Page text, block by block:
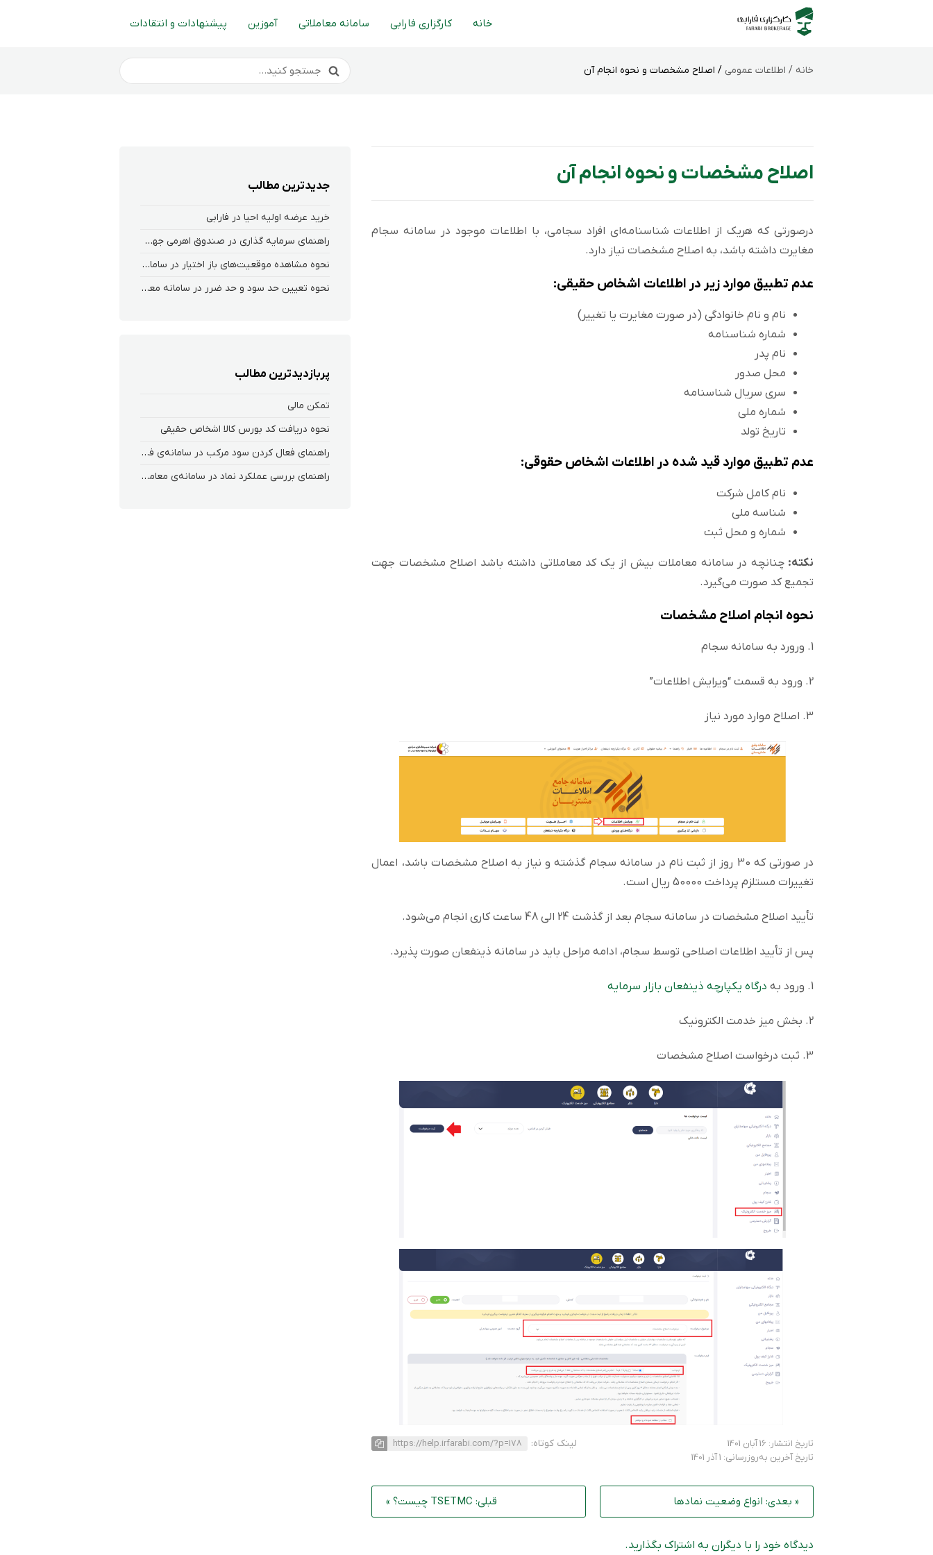
خانه کارگزاری فارابی سامانه معاملاتی آموزین پیشنهادات و انتقادات
خانه / اطلاعات عمومی / اصلاح مشخصات و نحوه انجام آن
اصلاح مشخصات و نحوه انجام آن
درصورتی که هریک از اطلاعات شناسنامه‌ای افراد سجامی، با اطلاعات موجود در سامانه سجام
مغایرت داشته باشد، به اصلاح مشخصات نیاز دارد.
عدم تطبیق موارد زیر در اطلاعات اشخاص حقیقی:
نام و نام خانوادگی (در صورت مغایرت یا تغییر)
شماره شناسنامه
نام پدر
محل صدور
سری سریال شناسنامه
شماره ملی
تاریخ تولد
عدم تطبیق موارد قید شده در اطلاعات اشخاص حقوقی:
نام کامل شرکت
شناسه ملی
شماره و محل ثبت
نکته: چنانچه در سامانه معاملات بیش از یک کد معاملاتی داشته باشد اصلاح مشخصات جهت
تجمیع کد صورت می‌گیرد.
نحوه انجام اصلاح مشخصات
1. ورورد به سامانه سجام
2. ورود به قسمت “ویرایش اطلاعات”
3. اصلاح موارد مورد نیاز
در صورتی که 30 روز از ثبت نام در سامانه سجام گذشته و نیاز به اصلاح مشخصات باشد، اعمال
تغییرات مستلزم پرداخت 50000 ریال است.
تأیید اصلاح مشخصات در سامانه سجام بعد از گذشت 24 الی 48 ساعت کاری انجام می‌شود.
پس از تأیید اطلاعات اصلاحی توسط سجام، ادامه مراحل باید در سامانه ذینفعان صورت پذیرد.
1. ورود به درگاه یکپارچه ذینفعان بازار سرمایه
2. بخش میز خدمت الکترونیک
3. ثبت درخواست اصلاح مشخصات
تاریخ انتشار: 16 آبان 1401
تاریخ آخرین به‌روزرسانی: 1 آذر 1401
لینک کوتاه: https://help.irfarabi.com/?p=178
« بعدی: انواع وضعیت نمادها قبلی: TSETMC چیست؟ »
دیدگاه خود را با دیگران به اشتراک بگذارید.
جدیدترین مطالب
خرید عرضه اولیه احیا در فارابی
راهنمای سرمایه گذاری در صندوق اهرمی جهش
نحوه‌ مشاهده‌ موقعیت‌های باز اختیار در سامانه هلیوم و نکست
نحوه تعیین حد سود و حد ضرر در سامانه معاملاتی کارگزاری فارابی
پربازدیدترین مطالب
تمکن مالی
نحوه دریافت کد بورس کالا اشخاص حقیقی
راهنمای فعال کردن سود مرکب در سامانه‌ی فارابی زون
راهنمای بررسی عملکرد نماد در سامانه‌ی معاملاتی ریواس